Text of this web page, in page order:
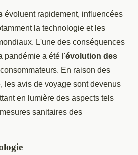
évoluent rapidement, influencées
la technologie et les
L'une des conséquences
pandémie a été l'évolution des
En raison des
les avis de voyage sont devenus
en lumière des aspects tels
sanitaires des